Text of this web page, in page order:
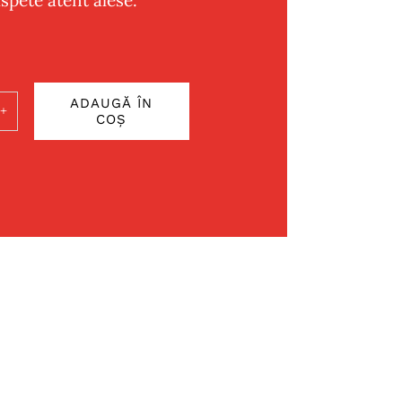
ADAUGĂ ÎN
COȘ